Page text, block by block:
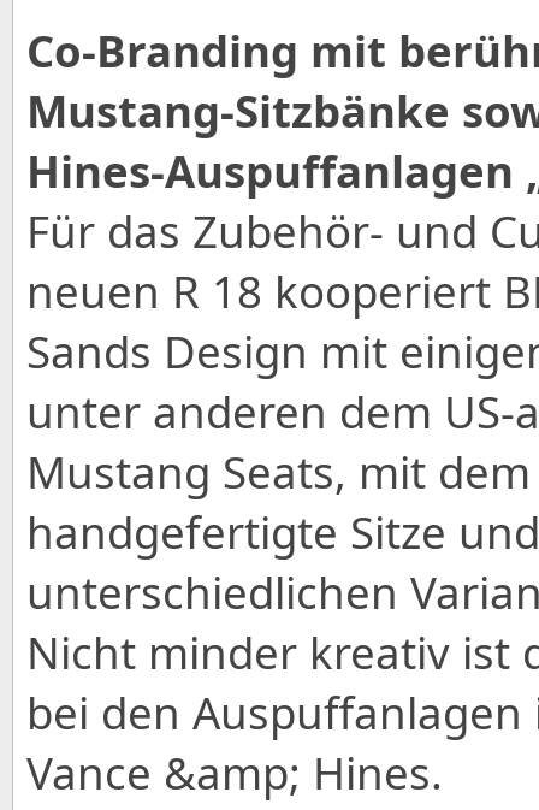
Co-Branding mit
Mustang-Sitzbänke
Hines-Auspuffanlagen
Für das Zubehör- und
neuen R 18 kooperiert
Sands Design mit
unter anderen dem
Mustang Seats, mit
handgefertigte Sitze
unterschiedlichen
Nicht minder kreativ ist
bei den
Vance &amp; Hines.